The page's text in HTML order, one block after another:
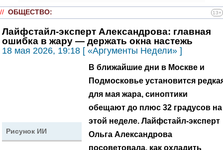
// ОБЩЕСТВО: 13+
Лайфстайл-эксперт Александрова: главная
ошибка в жару — держать окна настежь
18 мая 2026, 19:18 [ «Аргументы Недели» ]
Рисунок ИИ
В ближайшие дни в Москве и
Подмосковье установится
для мая жара, синоптики
обещают до плюс 32 градусов на
этой неделе. Лайфстайл-эксперт
Ольга Александрова
посоветовала, как охладить